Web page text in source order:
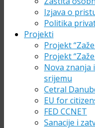
Izjava o
Politika
Projekti
Projekt
Projekt
Nova znanja
srijemu
Cetral
EU for
FED CCNET
Sanacije i